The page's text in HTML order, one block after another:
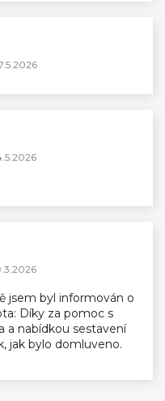
je 5 z 5 hvězdiček.
je 5 z 5 hvězdiček.
je 5 z 5 hvězdiček.
jsem byl informován o
Díky za pomoc s
a nabídkou sestavení
jak bylo domluveno.